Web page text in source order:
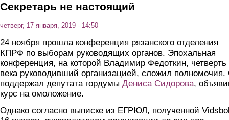
Секретарь не настоящий
четверг, 17 января, 2019 - 14:50
24 ноября прошла конференция рязанского отделения
КПРФ по выборам руководящих органов. Эпохальная
конференция, на которой Владимир Федоткин, четверть
века руководивший организацией, сложил полномочия.
поддержал депутата гордумы Дениса Сидорова,
курс на омоложение.
Однако согласно выписке из ЕГРЮЛ, полученной